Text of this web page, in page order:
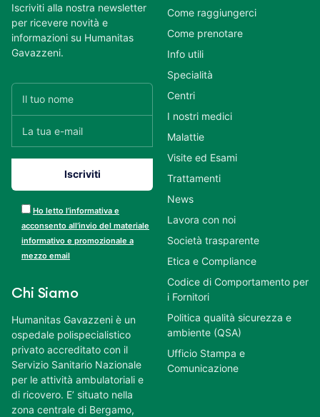
Iscriviti alla nostra newsletter
per ricevere novità e
informazioni su Humanitas
Gavazzeni.
Ho letto l’informativa e
acconsento all’invio del materiale
informativo e promozionale a
mezzo email
Chi Siamo
Humanitas Gavazzeni è un
ospedale polispecialistico
privato accreditato con il
Servizio Sanitario Nazionale
per le attività ambulatoriali e
di ricovero. E’ situato nella
zona centrale di Bergamo,
Come raggiungerci
Come prenotare
Info utili
Specialità
Centri
I nostri medici
Malattie
Visite ed Esami
Trattamenti
News
Lavora con noi
Società trasparente
Etica e Compliance
Codice di Comportamento per
i Fornitori
Politica qualità sicurezza e
ambiente (QSA)
Ufficio Stampa e
Comunicazione